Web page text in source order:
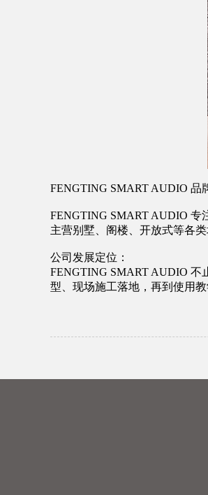
FENGTING SMART AUDIO
FENGTING SMART AUDIO
主营别墅、阁楼、开放式等各
公司发展定位：
FENGTING SMART AUDIO
型、现场施工落地，再到使用